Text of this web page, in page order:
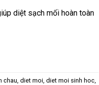
diệt sạch mối hoàn toàn
chau, diet moi, diet moi sinh hoc,